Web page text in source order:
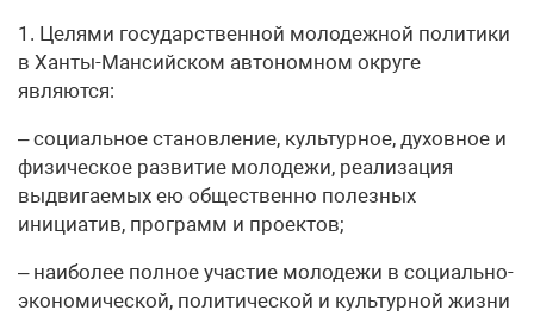
1. Целями государственной молодежной политики
в Ханты-Мансийском автономном округе
являются:
– социальное становление, культурное, духовное и
физическое развитие молодежи, реализация
выдвигаемых ею общественно полезных
инициатив, программ и проектов;
– наиболее полное участие молодежи в социально-
экономической, политической и культурной жизни